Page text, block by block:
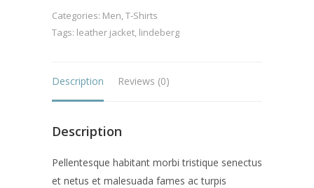
Categories: Men,T-Shirts
Tags: leather jacket, lindeberg
Description Reviews (0)
Description
Pellentesque habitant morbi tristique senectus
et netus et malesuada fames ac turpis